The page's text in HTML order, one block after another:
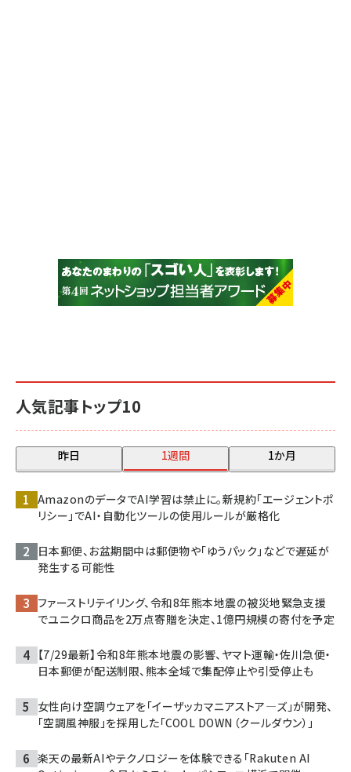
人気記事トップ10
昨日 1週間 1か月
AmazonのデータでAI学習は禁止に。新規約「エージェントポ
リシー」でAI・自動化ツールの使用ルールが厳格化
日本郵便、お盆期間中は郵便物や「ゆうパック」などで遅延が
発生する可能性
ファーストリテイリング、令和8年熊本地震の被災地緊急支援
でユニクロ商品を2万点寄贈を決定、1億円規模の寄付を予定
【7/29最新】令和8年熊本地震の影響、ヤマト運輸・佐川急便・
日本郵便が配送制限、熊本全域で集配停止や引受停止も
女性向け空調ウェアを「イーザッカマニアストア―ズ」が開発、
「空調風神服」を採用した「COOL DOWN（クールダウン）」
楽天の最新AIやテクノロジーを体験できる「Rakuten AI